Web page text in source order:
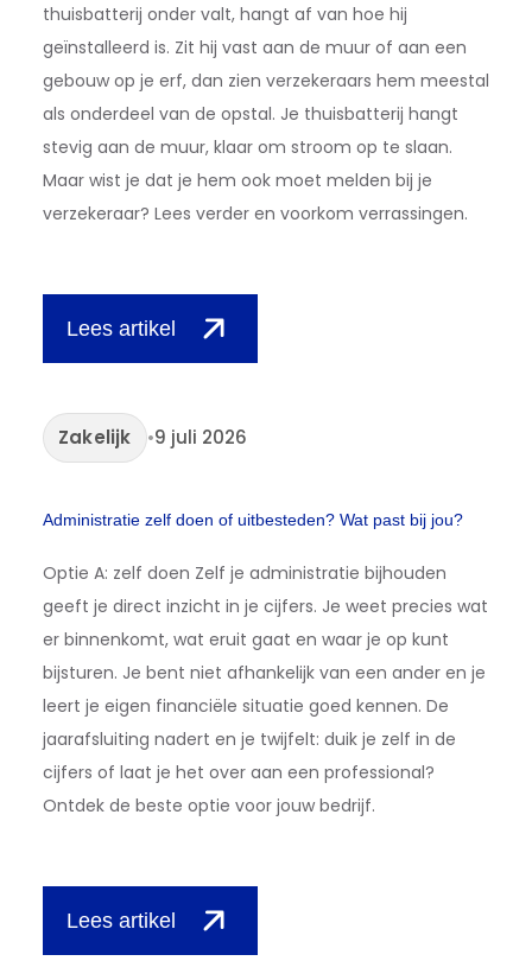
thuisbatterij onder valt, hangt af van hoe hij
geïnstalleerd is. Zit hij vast aan de muur of aan een
gebouw op je erf, dan zien verzekeraars hem meestal
als onderdeel van de opstal. Je thuisbatterij hangt
stevig aan de muur, klaar om stroom op te slaan.
Maar wist je dat je hem ook moet melden bij je
verzekeraar? Lees verder en voorkom verrassingen.
Lees artikel
Zakelijk •9 juli 2026
Administratie zelf doen of uitbesteden? Wat past bij jou?
Optie A: zelf doen Zelf je administratie bijhouden
geeft je direct inzicht in je cijfers. Je weet precies wat
er binnenkomt, wat eruit gaat en waar je op kunt
bijsturen. Je bent niet afhankelijk van een ander en je
leert je eigen financiële situatie goed kennen. De
jaarafsluiting nadert en je twijfelt: duik je zelf in de
cijfers of laat je het over aan een professional?
Ontdek de beste optie voor jouw bedrijf.
Lees artikel